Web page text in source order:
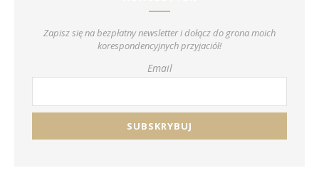
Zapisz się na bezpłatny newsletter i dołącz do grona moich
korespondencyjnych przyjaciół!
Email